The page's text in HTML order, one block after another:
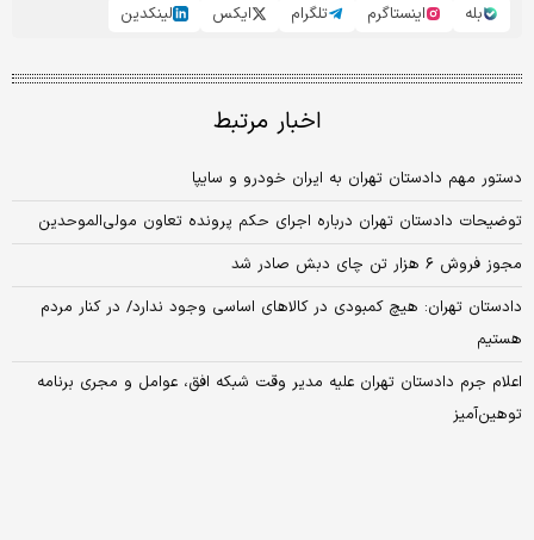
بله
اینستاگرم تلگرام ایکس لینکدین
اخبار مرتبط
دستور مهم دادستان تهران به ایران خودرو و سایپا
توضیحات دادستان تهران درباره اجرای حکم پرونده تعاون مولی‌الموحدین
مجوز فروش ۶ هزار تن چای دبش صادر شد
دادستان تهران: هیچ‌ کمبودی در کالاهای اساسی وجود ندارد/ در کنار مردم
هستیم
اعلام جرم دادستان تهران علیه مدیر وقت شبکه افق، عوامل و مجری برنامه
توهین‌آمیز